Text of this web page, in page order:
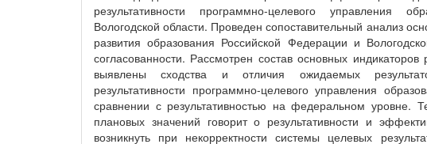
результативности программно-целевого управления
Вологодской области. Проведен сопоставительный анализ
развития образования Российской Федерации и
согласованности. Рассмотрен состав основных
выявлены сходства и отличия ожидаемых
результативности программно-целевого управления
сравнении с результативностью на федеральном уровне.
плановых значений говорит о результативности и
возникнуть при некорректности системы целевых